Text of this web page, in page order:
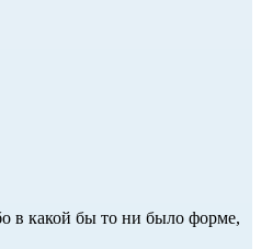
в какой бы то ни было форме,